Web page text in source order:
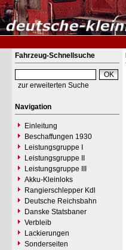
Fahrzeug-Schnellsuche
zur erweiterten Suche
Navigation
Einleitung
Beschaffungen 1930
Leistungsgruppe I
Leistungsgruppe II
Leistungsgruppe III
Akku-Kleinloks
Rangierschlepper Kdl
Deutsche Reichsbahn
Danske Statsbaner
Verbleib
Lackierungen
Sonderseiten